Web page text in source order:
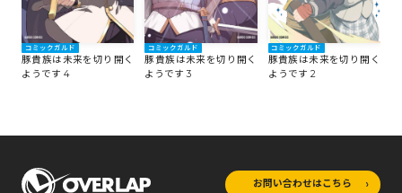
コミックガルド
豚貴族は未来を切り開く
ようです 4
コミックガルド
豚貴族は未来を切り開く
ようです 3
コミックガルド
豚貴族は未来を切り開く
ようです 2
お問い合わせはこちら